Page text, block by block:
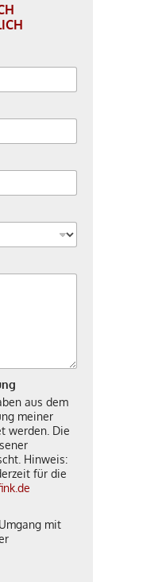
aus dem
meiner
werden. Die
Hinweis:
für die
mit